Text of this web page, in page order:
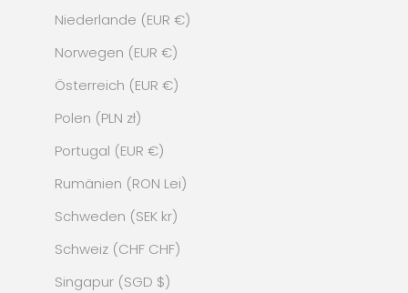
Niederlande (EUR €)
Norwegen (EUR €)
Österreich (EUR €)
Polen (PLN zł)
Portugal (EUR €)
Rumänien (RON Lei)
Schweden (SEK kr)
Schweiz (CHF CHF)
Singapur (SGD $)